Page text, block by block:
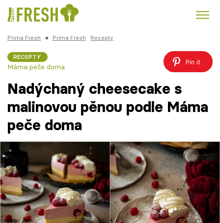
Česká kuchyně
Témata
Recepty
Články
TV Program
Prima Fresh ■ Prima Fresh Recepty
RECEPTY
Máma peče doma
Pin it
Nadýchaný cheesecake s
malinovou pěnou podle Máma
peče doma